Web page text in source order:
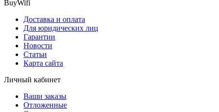
BuyWifi
Доставка и оплата
Для юридических лиц
Гарантии
Новости
Статьи
Карта сайта
Личный кабинет
Ваши заказы
Отложенные